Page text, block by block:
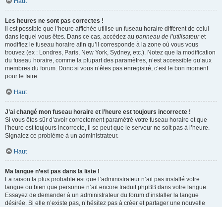
Les heures ne sont pas correctes !
Il est possible que l’heure affichée utilise un fuseau horaire différent de celui
dans lequel vous êtes. Dans ce cas, accédez au panneau de l’utilisateuret
modifiez le fuseau horaire afin qu’il corresponde à la zone où vous vous
trouvez (ex : Londres, Paris, New York, Sydney, etc.). Notez que la modification
du fuseau horaire, comme la plupart des paramètres, n’est accessible qu’aux
membres du forum. Donc si vous n’êtes pas enregistré, c’est le bon moment
pour le faire.
Haut
J’ai changé mon fuseau horaire et l’heure est toujours incorrecte !
Si vous êtes sûr d’avoir correctement paramétré votre fuseau horaire et que
l’heure est toujours incorrecte, il se peut que le serveur ne soit pas à l’heure.
Signalez ce problème à un administrateur.
Haut
Ma langue n’est pas dans la liste !
La raison la plus probable est que l’administrateur n’ait pas installé votre
langue ou bien que personne n’ait encore traduit phpBB dans votre langue.
Essayez de demander à un administrateur du forum d’installer la langue
désirée. Si elle n’existe pas, n’hésitez pas à créer et partager une nouvelle